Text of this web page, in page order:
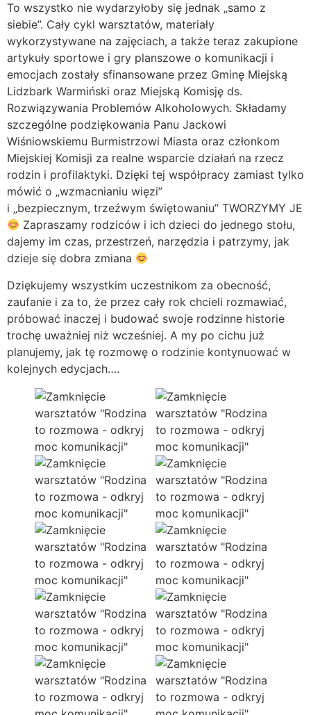
To wszystko nie wydarzyłoby się jednak „samo z
siebie”. Cały cykl warsztatów, materiały
wykorzystywane na zajęciach, a także teraz zakupione
artykuły sportowe i gry planszowe o komunikacji i
emocjach zostały sfinansowane przez Gminę Miejską
Lidzbark Warmiński oraz Miejską Komisję ds.
Rozwiązywania Problemów Alkoholowych. Składamy
szczególne podziękowania Panu Jackowi
Wiśniowskiemu Burmistrzowi Miasta oraz członkom
Miejskiej Komisji za realne wsparcie działań na rzecz
rodzin i profilaktyki. Dzięki tej współpracy zamiast tylko
mówić o „wzmacnianiu więzi”
i „bezpiecznym, trzeźwym świętowaniu” TWORZYMY JE
Zapraszamy rodziców i ich dzieci do jednego stołu,
dajemy im czas, przestrzeń, narzędzia i patrzymy, jak
dzieje się dobra zmiana
Dziękujemy wszystkim uczestnikom za obecność,
zaufanie i za to, że przez cały rok chcieli rozmawiać,
próbować inaczej i budować swoje rodzinne historie
trochę uważniej niż wcześniej. A my po cichu już
planujemy, jak tę rozmowę o rodzinie kontynuować w
kolejnych edycjach….